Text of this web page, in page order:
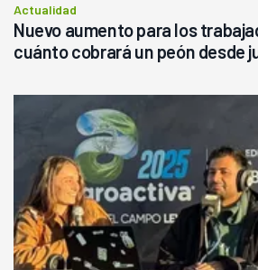
Actualidad
Nuevo aumento para los
cuánto cobrará un peón desde